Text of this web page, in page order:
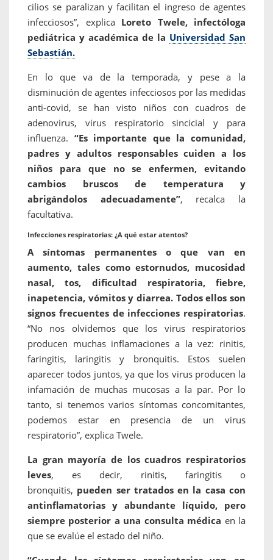
cilios se paralizan y facilitan el ingreso de agentes
infecciosos”, explica Loreto Twele, infectóloga
pediátrica y académica de la Universidad San
Sebastián.
En lo que va de la temporada, y pese a la
disminución de agentes infecciosos por las medidas
anti-covid, se han visto niños con cuadros de
adenovirus, virus respiratorio sincicial y para
influenza. “Es importante que la comunidad,
padres y adultos responsables cuiden a los
niños para que no se enfermen, evitando
cambios bruscos de temperatura y
abrigándolos adecuadamente”, recalca la
facultativa.
Infecciones respiratorias: ¿A qué estar atentos?
A síntomas permanentes o que van en
aumento, tales como estornudos, mucosidad
nasal, tos, dificultad respiratoria, fiebre,
inapetencia, vómitos y diarrea. Todos ellos son
signos frecuentes de infecciones respiratorias.
“No nos olvidemos que los virus respiratorios
producen muchas inflamaciones a la vez: rinitis,
faringitis, laringitis y bronquitis. Estos suelen
aparecer todos juntos, ya que los virus producen la
infamación de muchas mucosas a la par. Por lo
tanto, si tenemos varios síntomas concomitantes,
podemos estar en presencia de un virus
respiratorio”, explica Twele.
La gran mayoría de los cuadros respiratorios
leves, es decir, rinitis, faringitis o
bronquitis, pueden ser tratados en la casa con
antinflamatorias y abundante líquido, pero
siempre posterior a una consulta médica en la
que se evalúe el estado del niño.